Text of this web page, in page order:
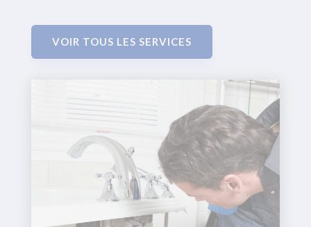
VOIR TOUS LES SERVICES